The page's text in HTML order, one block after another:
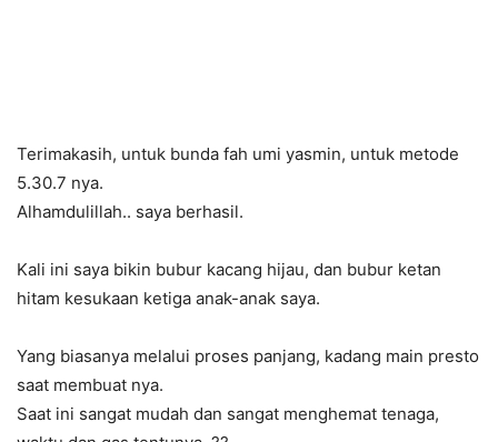
Terimakasih, untuk bunda fah umi yasmin, untuk metode
5.30.7 nya.
Alhamdulillah.. saya berhasil.
Kali ini saya bikin bubur kacang hijau, dan bubur ketan
hitam kesukaan ketiga anak-anak saya.
Yang biasanya melalui proses panjang, kadang main presto
saat membuat nya.
Saat ini sangat mudah dan sangat menghemat tenaga,